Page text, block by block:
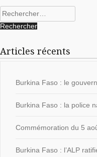
Rechercher :
Articles récents
Burkina Faso : le
Burkina Faso : la police
Commémoration du 5
Burkina Faso : l’ALP